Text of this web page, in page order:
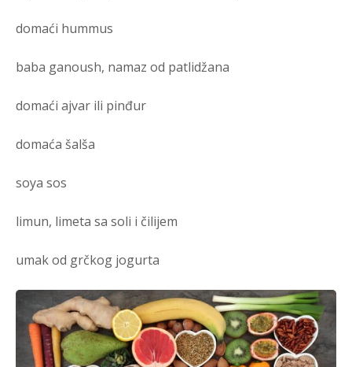
domaći hummus
baba ganoush, namaz od patlidžana
domaći ajvar ili pinđur
domaća šalša
soya sos
limun, limeta sa soli i čilijem
umak od grčkog jogurta